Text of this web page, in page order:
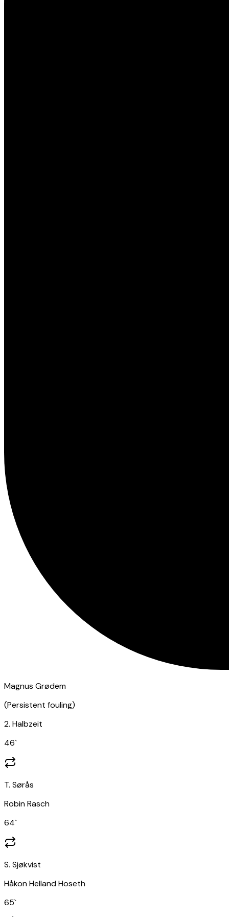
Magnus Grødem
(Persistent fouling)
2. Halbzeit
46`
T. Sørås
Robin Rasch
64`
S. Sjøkvist
Håkon Helland Hoseth
65`